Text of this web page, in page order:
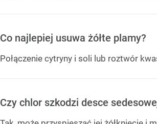
Co najlepiej usuwa żółte plamy?
Połączenie cytryny i soli lub roztwór
Czy chlor szkodzi desce